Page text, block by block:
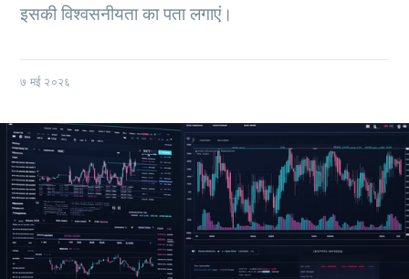
इसकी विश्वसनीयता का पता लगाएं।
७ मई २०२६